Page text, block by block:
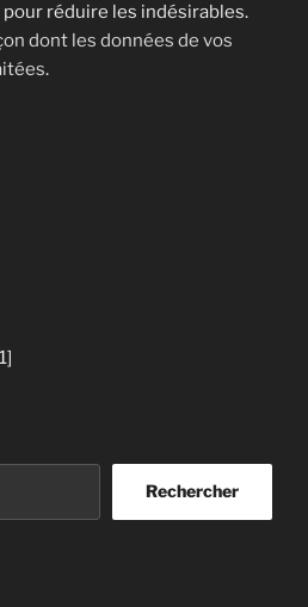
réduire les indésirables.
dont les données de vos
.
Rechercher